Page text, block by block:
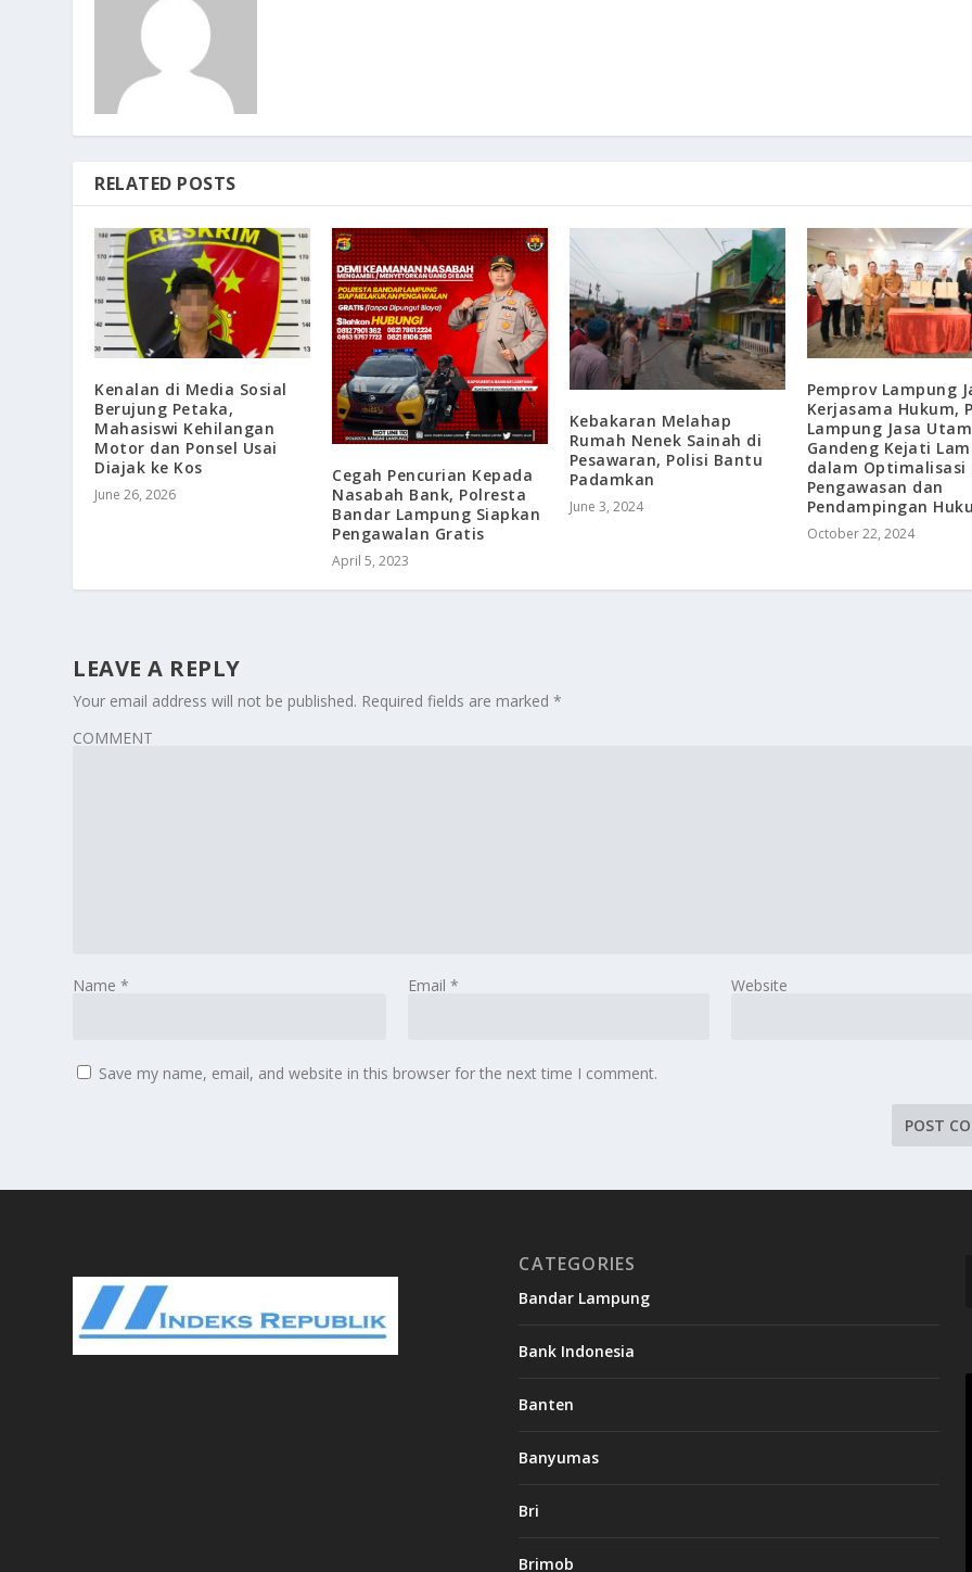
RELATED POSTS
Kenalan di Media Sosial
Berujung Petaka,
Mahasiswi Kehilangan
Motor dan Ponsel Usai
Diajak ke Kos
June 26, 2026
Cegah Pencurian Kepada
Nasabah Bank, Polresta
Bandar Lampung Siapkan
Pengawalan Gratis
April 5, 2023
Kebakaran Melahap
Rumah Nenek Sainah di
Pesawaran, Polisi Bantu
Padamkan
June 3, 2024
Pemprov Lampung
Kerjasama Hukum,
Lampung Jasa
Gandeng Kejati
dalam Optimalisasi
Pengawasan dan
Pendampingan
October 22, 2024
LEAVE A REPLY
Your email address will not be published. Required fields are marked*
COMMENT
Name* Email * Website
Save my name, email, and website in this browser for the next time I comment.
CATEGORIES
Bandar Lampung
Bank Indonesia
Banten
Banyumas
Bri
Brimob